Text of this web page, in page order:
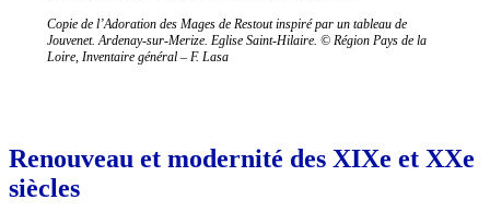
Copie de l’Adoration des Mages de Restout inspiré par un tableau de
Jouvenet. Ardenay-sur-Merize. Eglise Saint-Hilaire. © Région Pays de la
Loire, Inventaire général – F. Lasa
Renouveau et modernité des XIXe et XXe
siècles